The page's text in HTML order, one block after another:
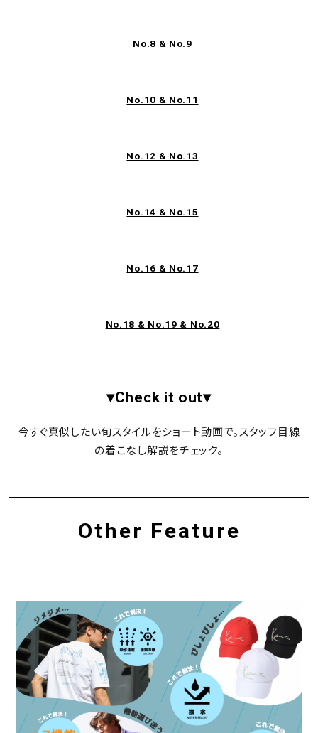
No.8 & No.9
No.10 & No.11
No.12 & No.13
No.14 & No.15
No.16 & No.17
No.18 & No.19 & No.20
▾Check it out▾
今すぐ真似したい旬スタイルをショート動画で。スタッフ目線
の着こなし解説をチェック。
Other Feature